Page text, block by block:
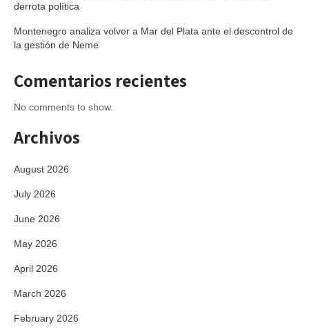
derrota política
Montenegro analiza volver a Mar del Plata ante el descontrol de
la gestión de Neme
Comentarios recientes
No comments to show.
Archivos
August 2026
July 2026
June 2026
May 2026
April 2026
March 2026
February 2026